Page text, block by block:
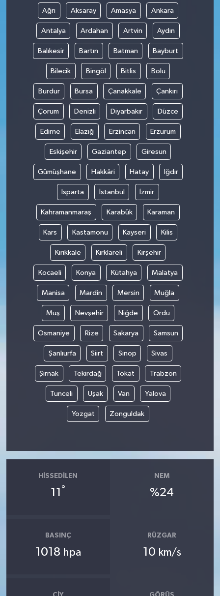
Ağrı Aksaray Amasya Ankara
Antalya Ardahan Artvin Aydın
Balıkesir Bartın Batman Bayburt
Bilecik Bingöl Bitlis Bolu
Burdur Bursa Çanakkale Çankırı
Çorum Denizli Diyarbakır Düzce
Edirne Elazığ Erzincan Erzurum
Eskişehir Gaziantep Giresun
Gümüşhane Hakkâri Hatay Iğdır
Isparta İstanbul İzmir
Kahramanmaraş Karabük Karaman
Kars Kastamonu Kayseri Kilis
Kırıkkale Kırklareli Kırşehir
Kocaeli Konya Kütahya Malatya
Manisa Mardin Mersin Muğla
Muş Nevşehir Niğde Ordu
Osmaniye Rize Sakarya Samsun
Şanlıurfa Siirt Sinop Sivas
Şırnak Tekirdağ Tokat Trabzon
Tunceli Uşak Van Yalova
Yozgat Zonguldak
HISSEDILEN
11 °
NEM
%24
BASINÇ
1018 hpa
RÜZGAR
10 km/s